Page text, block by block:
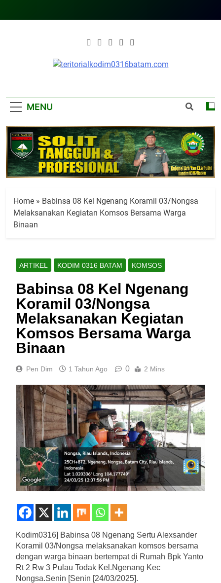
MENU
Home » Babinsa 08 Kel Ngenang Koramil 03/Nongsa
Melaksanakan Kegiatan Komsos Bersama Warga
Binaan
ARTIKEL KODIM 0316 BATAM KOMSOS
Babinsa 08 Kel Ngenang
Koramil 03/Nongsa
Melaksanakan Kegiatan
Komsos Bersama Warga
Binaan
Pen Dim 1 Tahun Ago 0 2 Mins
Kodim0316] Babinsa 08 Ngenang Sertu Alexsander
Koramil 03/Nongsa melaksanakan komsos bersama
dengan warga binaan bertempat di Rumah Bpk Yanto
Rt 2 Rw 3 Pulau Todak Kel.Ngenang Kec
Nongsa.Senin [Senin [24/03/2025].